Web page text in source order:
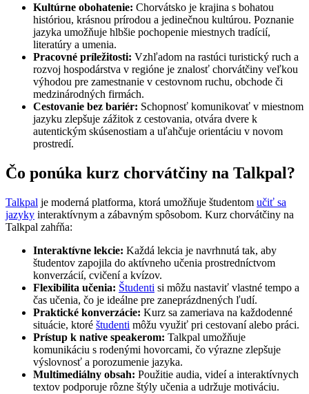
Kultúrne obohatenie: Chorvátsko je krajina s bohatou
históriou, krásnou prírodou a jedinečnou kultúrou. Poznanie
jazyka umožňuje hlbšie pochopenie miestnych tradícií,
literatúry a umenia.
Pracovné príležitosti: Vzhľadom na rastúci turistický ruch a
rozvoj hospodárstva v regióne je znalosť chorvátčiny veľkou
výhodou pre zamestnanie v cestovnom ruchu, obchode či
medzinárodných firmách.
Cestovanie bez bariér: Schopnosť komunikovať v miestnom
jazyku zlepšuje zážitok z cestovania, otvára dvere k
autentickým skúsenostiam a uľahčuje orientáciu v novom
prostredí.
Čo ponúka kurz chorvátčiny na Talkpal?
Talkpal je moderná platforma, ktorá umožňuje študentom učiť sa
jazyky interaktívnym a zábavným spôsobom. Kurz chorvátčiny na
Talkpal zahŕňa:
Interaktívne lekcie: Každá lekcia je navrhnutá tak, aby
študentov zapojila do aktívneho učenia prostredníctvom
konverzácií, cvičení a kvízov.
Flexibilita učenia: Študenti si môžu nastaviť vlastné tempo a
čas učenia, čo je ideálne pre zaneprázdnených ľudí.
Praktické konverzácie: Kurz sa zameriava na každodenné
situácie, ktoré študenti môžu využiť pri cestovaní alebo práci.
Prístup k native speakerom: Talkpal umožňuje
komunikáciu s rodenými hovorcami, čo výrazne zlepšuje
výslovnosť a porozumenie jazyka.
Multimediálny obsah: Použitie audia, videí a interaktívnych
textov podporuje rôzne štýly učenia a udržuje motiváciu.